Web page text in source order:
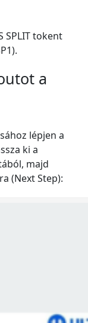
SPLIT tokent
a
lépjen a
ki a
majd
(Next Step):